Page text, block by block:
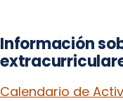
Información
Calendario de